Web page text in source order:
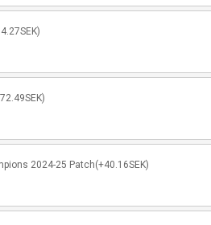
2024-25 Patch(+40.16SEK)